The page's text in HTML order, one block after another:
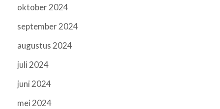
oktober 2024
september 2024
augustus 2024
juli 2024
juni 2024
mei 2024